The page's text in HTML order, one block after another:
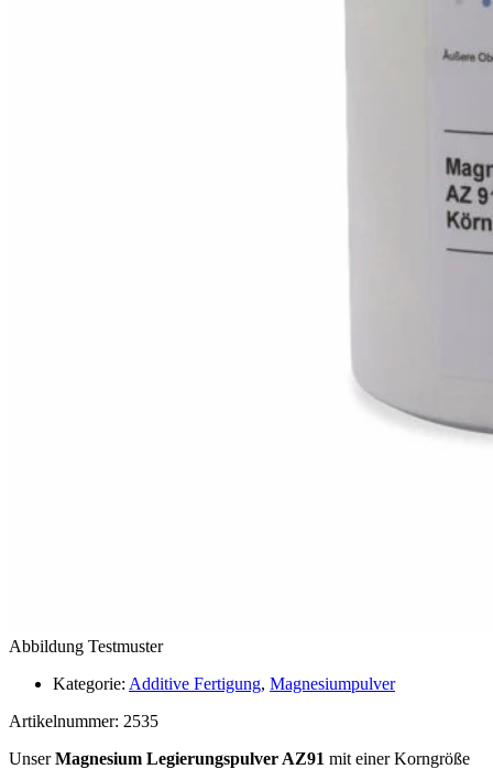
Abbildung Testmuster
Kategorie: Additive Fertigung, Magnesiumpulver
Artikelnummer: 2535
UnserMagnesium Legierungspulver AZ91 mit einer Korngröße